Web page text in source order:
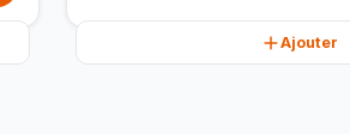
Ajouter